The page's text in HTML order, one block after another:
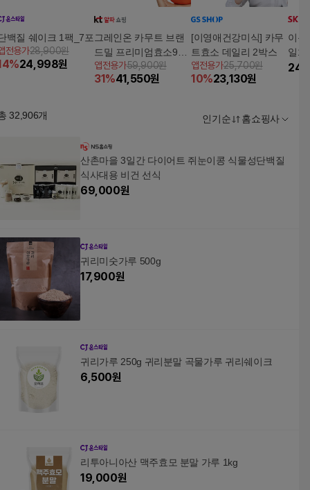
백질 쉐이크 1팩_7포
전용가28,900원
%24,998원
그레인온 카무트 브랜
드밀 프리미엄효소90 3
박스(3g*30포*3박스)
앱전용가59,900원
31%41,550원
[이영애건강미식] 카무
트효소 데일리 2박스
앱전용가25,700원
10%23,130원
이롬
일1
스+
32,906개 인기순 홈쇼핑사
산촌마을 3일간 다이어트 쥐눈이콩 식물성단백질
식사대용 비건 선식
69,000원
귀리미숫가루 500g
17,900원
귀리가루 250g 귀리분말 곡물가루 귀리쉐이크
6,500원
리투아니아산 맥주효모 분말 가루 1kg
19,000원